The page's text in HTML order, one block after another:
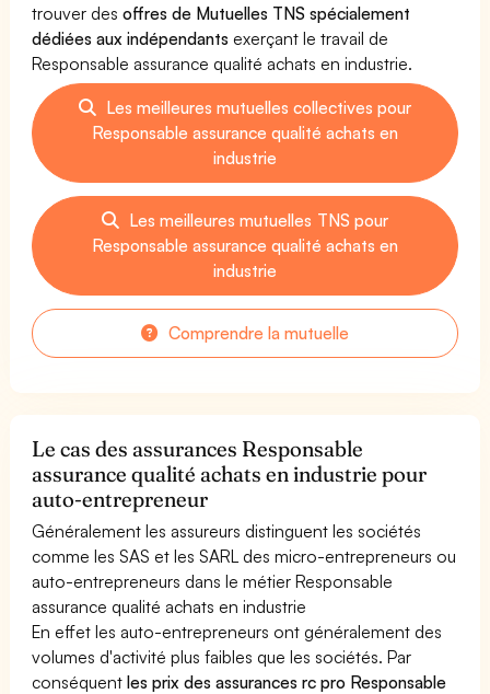
trouver desoffres de Mutuelles TNS spécialement
dédiées aux indépendants exerçant le travail de
Responsable assurance qualité achats en industrie.
Les meilleures mutuelles collectives pour
Responsable assurance qualité achats en
industrie
Les meilleures mutuelles TNS pour
Responsable assurance qualité achats en
industrie
Comprendre la mutuelle
Le cas des assurances Responsable
assurance qualité achats en industrie pour
auto-entrepreneur
Généralement les assureurs distinguent les sociétés
comme les SAS et les SARL des micro-entrepreneurs ou
auto-entrepreneurs dans le métier Responsable
assurance qualité achats en industrie
En effet les auto-entrepreneurs ont généralement des
volumes d'activité plus faibles que les sociétés. Par
conséquentles prix des assurances rc pro Responsable